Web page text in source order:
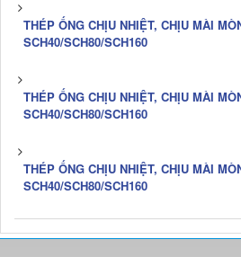
THÉP ỐNG CHỊU NHIỆT, CHỊU MÀI
SCH40/SCH80/SCH160
THÉP ỐNG CHỊU NHIỆT, CHỊU MÀI
SCH40/SCH80/SCH160
THÉP ỐNG CHỊU NHIỆT, CHỊU MÀI
SCH40/SCH80/SCH160